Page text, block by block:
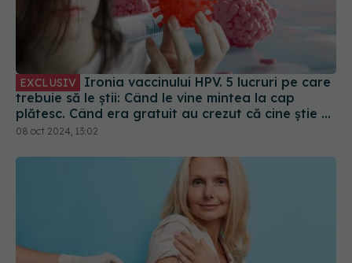
EXCLUSIV Ironia vaccinului HPV. 5 lucruri pe care
trebuie să le știi: Când le vine mintea la cap
plătesc. Când era gratuit au crezut că cine știe ce
08 oct 2024, 13:02